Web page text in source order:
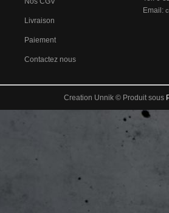
Livraison
Paiement
Contactez nous
Email:
Creation Unnik © Produit sous